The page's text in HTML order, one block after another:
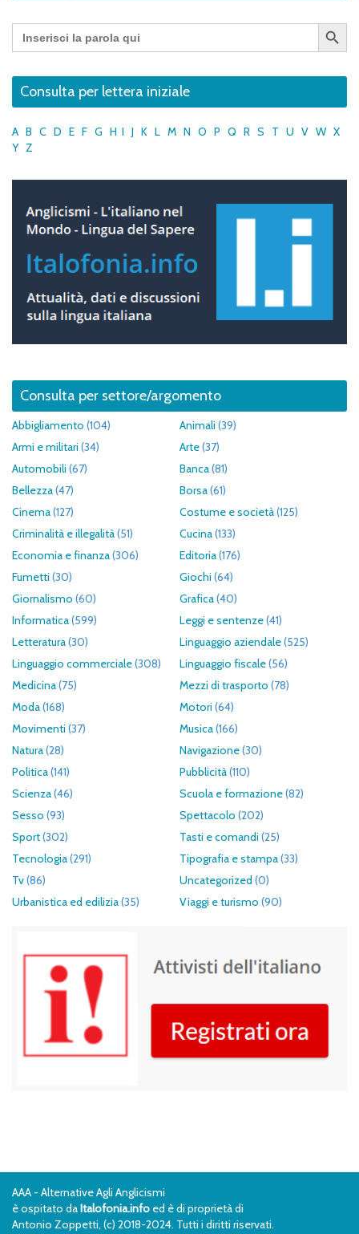
Search
for:
Search Button
Consulta per lettera iniziale
A B C D E F G H I J K L M N O P Q R S T U V W X
Y Z
Consulta per settore/argomento
Abbigliamento (104) Animali (39)
Armi e militari (34) Arte(37)
Automobili (67) Banca(81)
Bellezza(47) Borsa(61)
Cinema(127) Costume e società(125)
Criminalità e illegalità(51) Cucina(133)
Economia e finanza(306) Editoria(176)
Fumetti (30) Giochi (64)
Giornalismo (60) Grafica(40)
Informatica(599) Leggi e sentenze(41)
Letteratura(30) Linguaggio aziendale(525)
Linguaggio commerciale(308) Linguaggio fiscale(56)
Medicina(75) Mezzi di trasporto (78)
Moda(168) Motori (64)
Movimenti (37) Musica(166)
Natura(28) Navigazione(30)
Politica(141) Pubblicità(110)
Scienza(46) Scuola e formazione(82)
Sesso (93) Spettacolo (202)
Sport(302) Tasti e comandi (25)
Tecnologia(291) Tipografia e stampa(33)
Tv(86) Uncategorized (0)
Urbanistica ed edilizia(35) Viaggi e turismo (90)
AAA - Alternative Agli Anglicismi
è ospitato daItalofonia.info ed è di proprietà di
Antonio Zoppetti, (c) 2018-2024. Tutti i diritti riservati.